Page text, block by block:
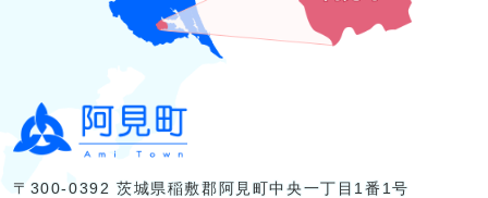
〒300-0392 茨城県稲敷郡阿見町中央一丁目1番1号